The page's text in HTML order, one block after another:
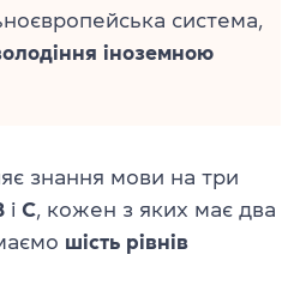
система,
іноземною
знання мови на три
і C, кожен з яких має два
шість рівнів